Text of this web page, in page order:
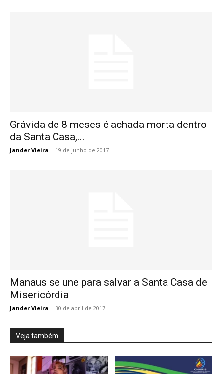
Grávida de 8 meses é achada morta dentro
da Santa Casa,...
Jander Vieira - 19 de junho de 2017
Manaus se une para salvar a Santa Casa de
Misericórdia
Jander Vieira - 30 de abril de 2017
Veja também